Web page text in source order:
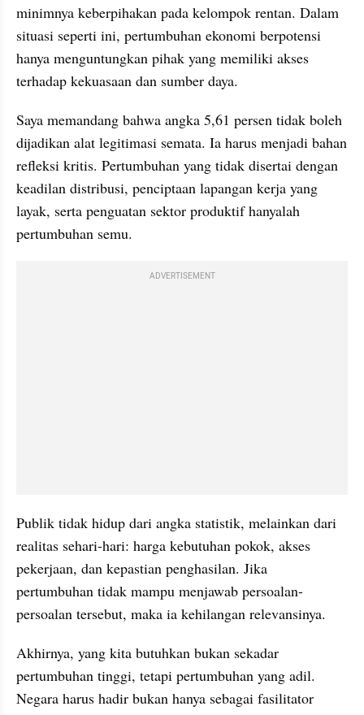
minimnya keberpihakan pada kelompok rentan. Dalam
situasi seperti ini, pertumbuhan ekonomi berpotensi
hanya menguntungkan pihak yang memiliki akses
terhadap kekuasaan dan sumber daya.
Saya memandang bahwa angka 5,61 persen tidak boleh
dijadikan alat legitimasi semata. Ia harus menjadi bahan
refleksi kritis. Pertumbuhan yang tidak disertai dengan
keadilan distribusi, penciptaan lapangan kerja yang
layak, serta penguatan sektor produktif hanyalah
pertumbuhan semu.
ADVERTISEMENT
Publik tidak hidup dari angka statistik, melainkan dari
realitas sehari-hari: harga kebutuhan pokok, akses
pekerjaan, dan kepastian penghasilan. Jika
pertumbuhan tidak mampu menjawab persoalan-
persoalan tersebut, maka ia kehilangan relevansinya.
Akhirnya, yang kita butuhkan bukan sekadar
pertumbuhan tinggi, tetapi pertumbuhan yang adil.
Negara harus hadir bukan hanya sebagai fasilitator